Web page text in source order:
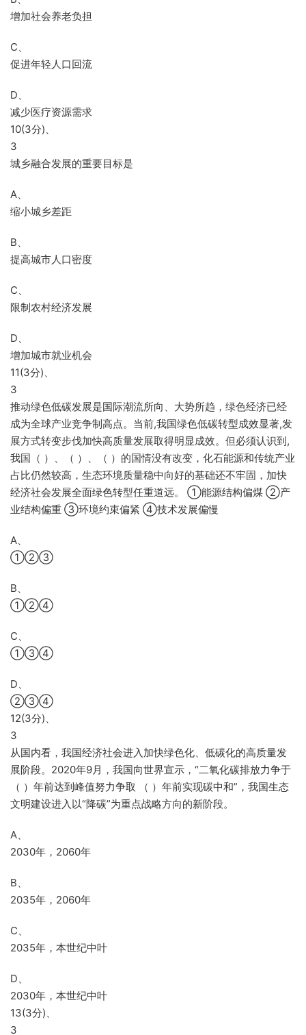
增加社会养老负担
C、
促进年轻人口回流
D、
减少医疗资源需求
10(3分)、
3
城乡融合发展的重要目标是
A、
缩小城乡差距
B、
提高城市人口密度
C、
限制农村经济发展
D、
增加城市就业机会
11(3分)、
3
推动绿色低碳发展是国际潮流所向、大势所趋，绿色经济已经
成为全球产业竞争制高点。当前,我国绿色低碳转型成效显著,发
展方式转变步伐加快高质量发展取得明显成效。但必须认识到,
我国（ ）、（ ）、（ ）的国情没有改变，化石能源和传统产业
占比仍然较高，生态环境质量稳中向好的基础还不牢固，加快
经济社会发展全面绿色转型任重道远。 ①能源结构偏煤 ②产
业结构偏重 ③环境约束偏紧 ④技术发展偏慢
A、
①②③
B、
①②④
C、
①③④
D、
②③④
12(3分)、
3
从国内看，我国经济社会进入加快绿色化、低碳化的高质量发
展阶段。2020年9月，我国向世界宣示，“二氧化碳排放力争于
（ ）年前达到峰值努力争取 （ ）年前实现碳中和”，我国生态
文明建设进入以“降碳”为重点战略方向的新阶段。
A、
2030年，2060年
B、
2035年，2060年
C、
2035年，本世纪中叶
D、
2030年，本世纪中叶
13(3分)、
3